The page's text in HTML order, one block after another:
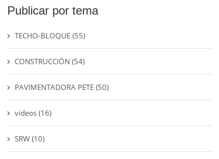
Publicar por tema
TECHO-BLOQUE (55)
CONSTRUCCIÓN (54)
PAVIMENTADORA PETE (50)
vídeos (16)
SRW (10)